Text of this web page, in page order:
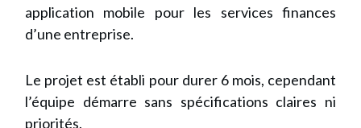
application mobile pour les services finances
d’une entreprise.
Le projet est établi pour durer 6 mois, cependant
l’équipe démarre sans spécifications claires ni
priorités.